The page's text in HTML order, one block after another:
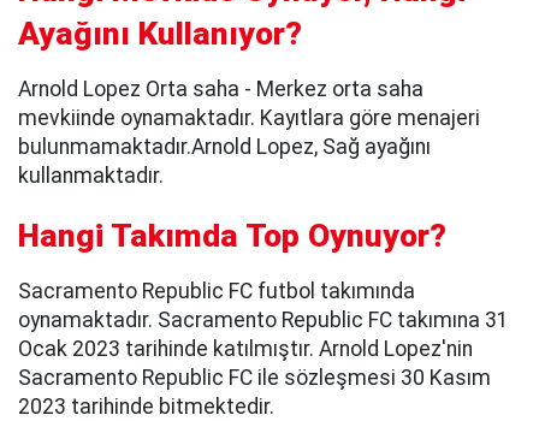
Ayağını Kullanıyor?
Arnold Lopez Orta saha - Merkez orta saha
mevkiinde oynamaktadır. Kayıtlara göre menajeri
bulunmamaktadır.Arnold Lopez, Sağ ayağını
kullanmaktadır.
Hangi Takımda Top Oynuyor?
Sacramento Republic FC futbol takımında
oynamaktadır. Sacramento Republic FC takımına 31
Ocak 2023 tarihinde katılmıştır. Arnold Lopez'nin
Sacramento Republic FC ile sözleşmesi 30 Kasım
2023 tarihinde bitmektedir.